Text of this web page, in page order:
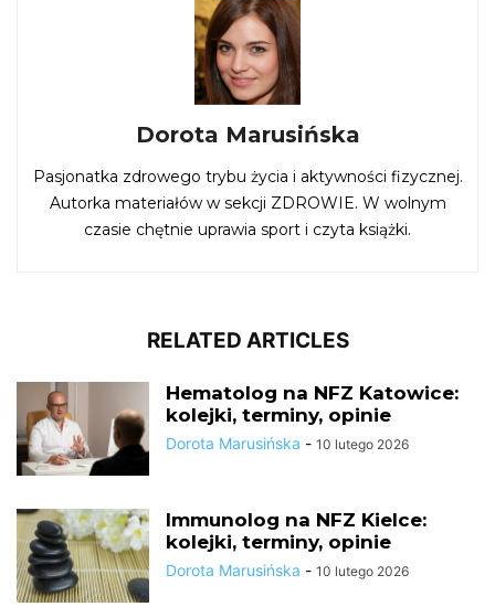
Dorota Marusińska
Pasjonatka zdrowego trybu życia i aktywności fizycznej.
Autorka materiałów w sekcji ZDROWIE. W wolnym
czasie chętnie uprawia sport i czyta książki.
RELATED ARTICLES
Hematolog na NFZ Katowice:
kolejki, terminy, opinie
Dorota Marusińska - 10 lutego 2026
Immunolog na NFZ Kielce:
kolejki, terminy, opinie
Dorota Marusińska - 10 lutego 2026